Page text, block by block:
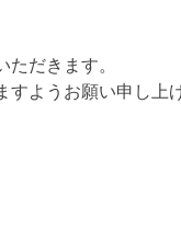
だきます。
ようお願い申し上げ